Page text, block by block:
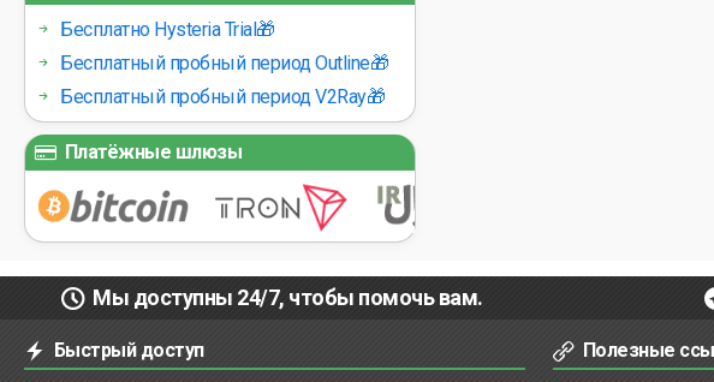
Бесплатно Hysteria Trial🎁
Бесплатный пробный период Outline🎁
Бесплатный пробный период V2Ray🎁
Платёжные шлюзы
Мы доступны 24/7, чтобы помочь вам.
Быстрый доступ Полезные